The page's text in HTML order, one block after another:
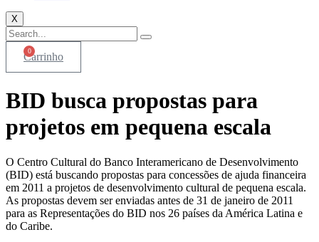
X
0
Carrinho
BID busca propostas para
projetos em pequena escala
O Centro Cultural do Banco Interamericano de Desenvolvimento
(BID) está buscando propostas para concessões de ajuda financeira
em 2011 a projetos de desenvolvimento cultural de pequena escala.
As propostas devem ser enviadas antes de 31 de janeiro de 2011
para as Representações do BID nos 26 países da América Latina e
do Caribe.